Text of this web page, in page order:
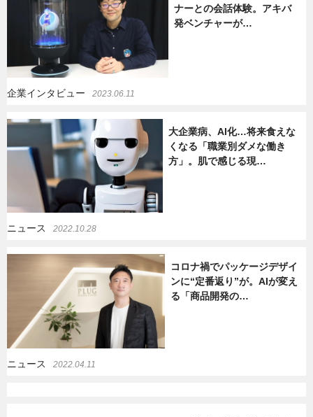
ナーとの会話体験。アキバ
発ベンチャーが…
企業インタビュー 2023.06.11
大企業病、AI化…将来食えな
くなる「職業別ダメな働き
方」。肌で感じる現…
ニュース 2022.10.28
コロナ禍でパッケージデザイ
ンに“定番返り”が。AIが変え
る「商品開発の…
ニュース 2022.04.11